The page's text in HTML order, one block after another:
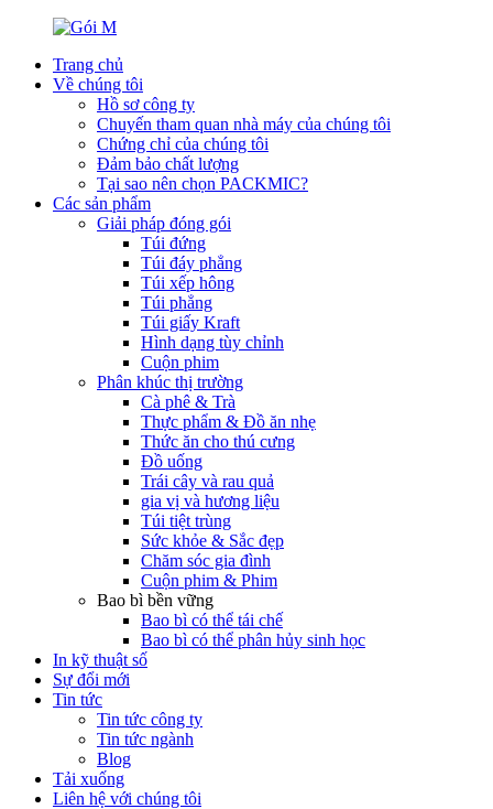
Trang chủ
Về chúng tôi
Hồ sơ công ty
Chuyến tham quan nhà máy của chúng tôi
Chứng chỉ của chúng tôi
Đảm bảo chất lượng
Tại sao nên chọn PACKMIC?
Các sản phẩm
Giải pháp đóng gói
Túi đứng
Túi đáy phẳng
Túi xếp hông
Túi phẳng
Túi giấy Kraft
Hình dạng tùy chỉnh
Cuộn phim
Phân khúc thị trường
Cà phê & Trà
Thực phẩm & Đồ ăn nhẹ
Thức ăn cho thú cưng
Đồ uống
Trái cây và rau quả
gia vị và hương liệu
Túi tiệt trùng
Sức khỏe & Sắc đẹp
Chăm sóc gia đình
Cuộn phim & Phim
Bao bì bền vững
Bao bì có thể tái chế
Bao bì có thể phân hủy sinh học
In kỹ thuật số
Sự đổi mới
Tin tức
Tin tức công ty
Tin tức ngành
Blog
Tải xuống
Liên hệ với chúng tôi